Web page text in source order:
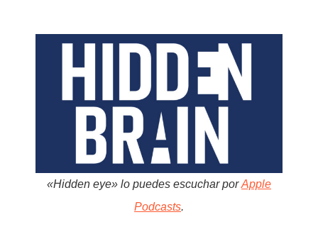
«Hidden eye» lo puedes escuchar porApple
Podcasts.